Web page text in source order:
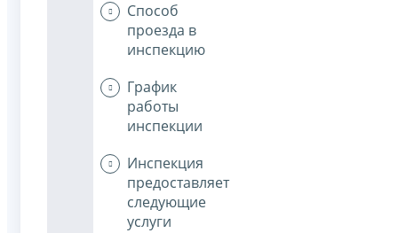
Способ
проезда в
инспекцию
График
работы
инспекции
Инспекция
предоставляет
следующие
услуги